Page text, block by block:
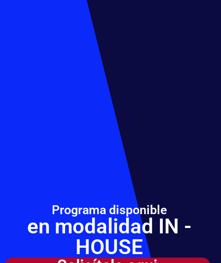
Programa disponible
en modalidad IN -
HOUSE